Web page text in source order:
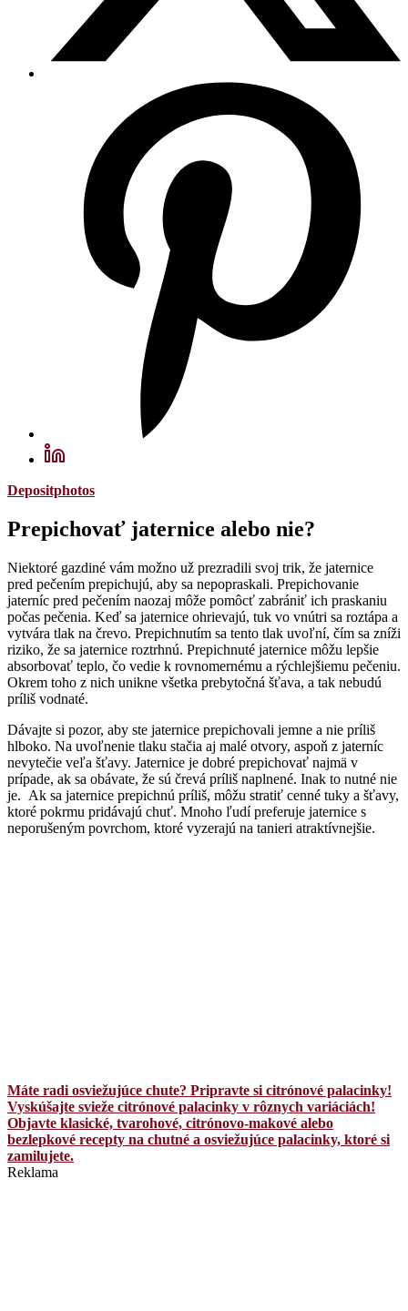
Depositphotos
Prepichovať jaternice alebo nie?
Niektoré gazdiné vám možno už prezradili svoj trik, že jaternice
pred pečením prepichujú, aby sa nepopraskali. Prepichovanie
jaterníc pred pečením naozaj môže pomôcť zabrániť ich praskaniu
počas pečenia. Keď sa jaternice ohrievajú, tuk vo vnútri sa roztápa a
vytvára tlak na črevo. Prepichnutím sa tento tlak uvoľní, čím sa zníži
riziko, že sa jaternice roztrhnú. Prepichnuté jaternice môžu lepšie
absorbovať teplo, čo vedie k rovnomernému a rýchlejšiemu pečeniu.
Okrem toho z nich unikne všetka prebytočná šťava, a tak nebudú
príliš vodnaté.
Dávajte si pozor, aby ste jaternice prepichovali jemne a nie príliš
hlboko. Na uvoľnenie tlaku stačia aj malé otvory, aspoň z jaterníc
nevytečie veľa šťavy. Jaternice je dobré prepichovať najmä v
prípade, ak sa obávate, že sú črevá príliš naplnené. Inak to nutné nie
je. Ak sa jaternice prepichnú príliš, môžu stratiť cenné tuky a šťavy,
ktoré pokrmu pridávajú chuť. Mnoho ľudí preferuje jaternice s
neporušeným povrchom, ktoré vyzerajú na tanieri atraktívnejšie.
Máte radi osviežujúce chute? Pripravte si citrónové palacinky!
Vyskúšajte svieže citrónové palacinky v rôznych variáciách!
Objavte klasické, tvarohové, citrónovo-makové alebo
bezlepkové recepty na chutné a osviežujúce palacinky, ktoré si
zamilujete.
Reklama